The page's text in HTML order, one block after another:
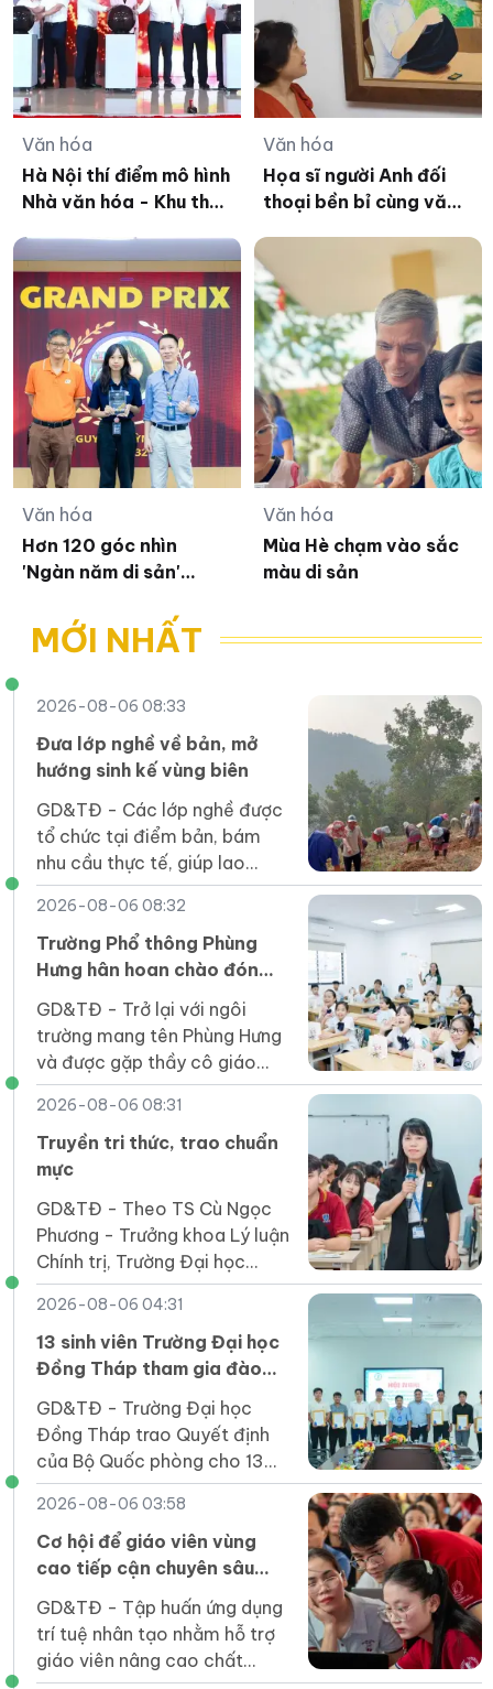
Văn hóa
Hà Nội thí điểm mô hình
Nhà văn hóa - Khu thể
Văn hóa
Họa sĩ người Anh đối
thoại bền bỉ cùng văn
Văn hóa
Hơn 120 góc nhìn
'Ngàn năm di sản'
Văn hóa
Mùa Hè chạm vào sắc
màu di sản
MỚI NHẤT
2026-08-06 08:33
Đưa lớp nghề về bản, mở
hướng sinh kế vùng biên
GD&TĐ - Các lớp nghề được
tổ chức tại điểm bản, bám
nhu cầu thực tế, giúp lao
động vùng biên Điện Biên tiếp
cận kỹ năng để phát triển
sinh kế.
2026-08-06 08:32
Trường Phổ thông Phùng
Hưng hân hoan chào đón
tân học sinh năm 2026
GD&TĐ - Trở lại với ngôi
trường mang tên Phùng Hưng
và được gặp thầy cô giáo
cùng những người bạn mới là
cảm giác vui mừng, phấn khởi
của các em học sinh.
2026-08-06 08:31
Truyền tri thức, trao chuẩn
mực
GD&TĐ - Theo TS Cù Ngọc
Phương - Trưởng khoa Lý luận
Chính trị, Trường Đại học
Nguyễn Tất Thành, muốn hình
thành hệ giá trị và chuẩn mực
con người Việt Nam, nhà
trường phải tạo môi trường
nghiệm, phản tư, tự chịu trách
nhiệm với lựa chọn của mình.
2026-08-06 04:31
13 sinh viên Trường Đại học
Đồng Tháp tham gia đào
tạo sĩ quan dự bị năm 2026
GD&TĐ - Trường Đại học
Đồng Tháp trao Quyết định
của Bộ Quốc phòng cho 13
sinh viên đã tốt nghiệp tham
gia đào tạo sĩ quan dự bị năm
2026.
2026-08-06 03:58
Cơ hội để giáo viên vùng
cao tiếp cận chuyên sâu
các công cụ AI
GD&TĐ - Tập huấn ứng dụng
trí tuệ nhân tạo nhằm hỗ trợ
giáo viên nâng cao chất